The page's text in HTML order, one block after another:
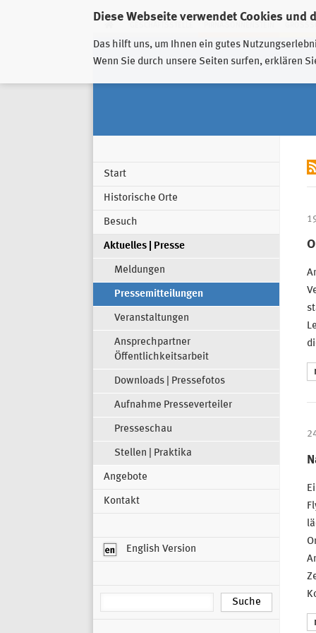
Diese Webseite verwendet Cookies und
Das hilft uns, um Ihnen ein gutes
Wenn Sie durch unsere Seiten surfen, erklären
Start
Historische Orte
Besuch
Aktuelles | Presse
Meldungen
Pressemitteilungen
Veranstaltungen
Ansprechpartner
Öffentlichkeitsarbeit
Downloads | Pressefotos
Aufnahme Presseverteiler
Presseschau
Stellen | Praktika
Angebote
Kontakt
English Version